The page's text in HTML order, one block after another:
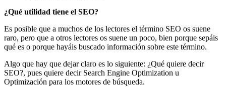
¿Qué utilidad tiene el SEO?
Es posible que a muchos de los lectores el término SEO os suene
raro, pero que a otros lectores os suene un poco, bien porque sepáis
qué es o porque hayáis buscado información sobre este término.
Algo que hay que dejar claro es lo siguiente: ¿Qué quiere decir
SEO?, pues quiere decir Search Engine Optimization u
Optimización para los motores de búsqueda.